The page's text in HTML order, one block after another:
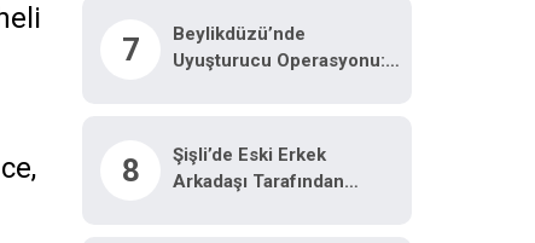
7
Beylikdüzü’nde
Uyuşturucu Operasyonu:
8
Şişli’de Eski Erkek
Arkadaşı Tarafından